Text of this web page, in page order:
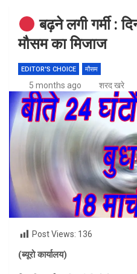
बढ़ने लगी गर्मी :
मौसम का मिजाज
EDITOR'S CHOICE मौसम
5 months ago शरद खरे
Post Views: 136
(ब्यूरो कार्यालय)